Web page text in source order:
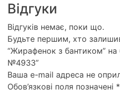
Відгуки
Відгуків немає, поки що.
Будьте першим, хто
“Жирафенок з бантиком”
№4933”
Ваша e-mail адреса не
Обов’язкові поля позначені *